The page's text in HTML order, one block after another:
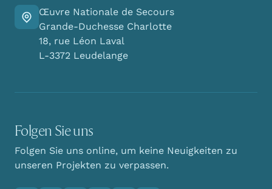
Finden Sie den Weg zu uns
Œuvre Nationale de Secours
Grande-Duchesse Charlotte
18, rue Léon Laval
L-3372 Leudelange
Folgen Sie uns
Folgen Sie uns online, um keine Neuigkeiten zu
unseren Projekten zu verpassen.